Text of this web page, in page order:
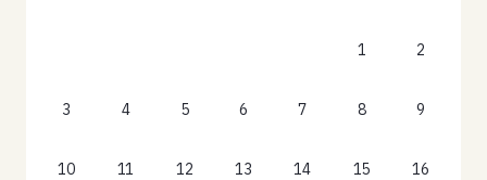
1 2
3 4 5 6 7 8 9
10 11 12 13 14 15 16